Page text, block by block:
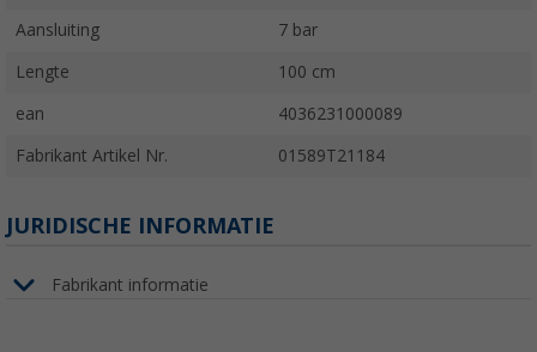
Aansluiting 7 bar
Lengte 100 cm
ean 4036231000089
Fabrikant Artikel Nr. 01589T21184
JURIDISCHE INFORMATIE
Fabrikant informatie